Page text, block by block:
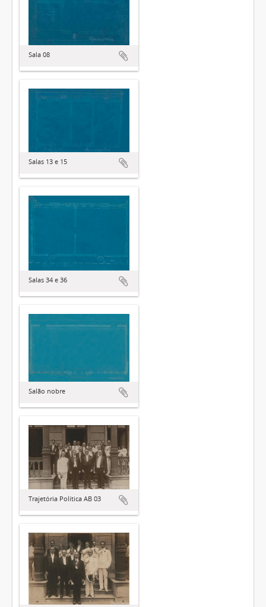
Sala 08
Salas 13 e 15
Salas 34 e 36
Salão nobre
Trajetória Política AB 03